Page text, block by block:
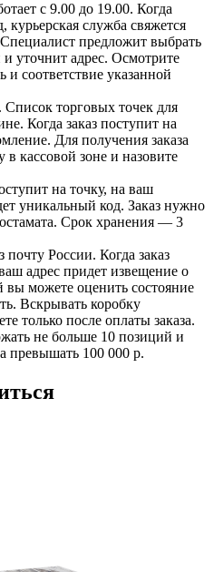
с 9.00 до 19.00. Когда
курьерская служба свяжется
предложит выбрать
и уточнит адрес. Осмотрите
и соответствие указанной
торговых точек для
Когда заказ поступит на
Для получения заказа
в кассовой зоне и назовите
на точку, на ваш
уникальный код. Заказ нужно
Срок хранения — 3
почту России. Когда заказ
адрес придет извещение о
вы можете оценить состояние
Вскрывать коробку
только после оплаты заказа.
не больше 10 позиций и
превышать 100 000 р.